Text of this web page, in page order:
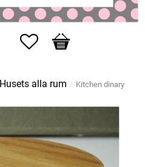
Favorites
Basket
Husets alla rum Kitchen dinary